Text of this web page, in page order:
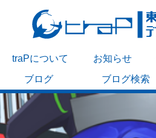
traPについて お知らせ
ブログ
ブログ検索